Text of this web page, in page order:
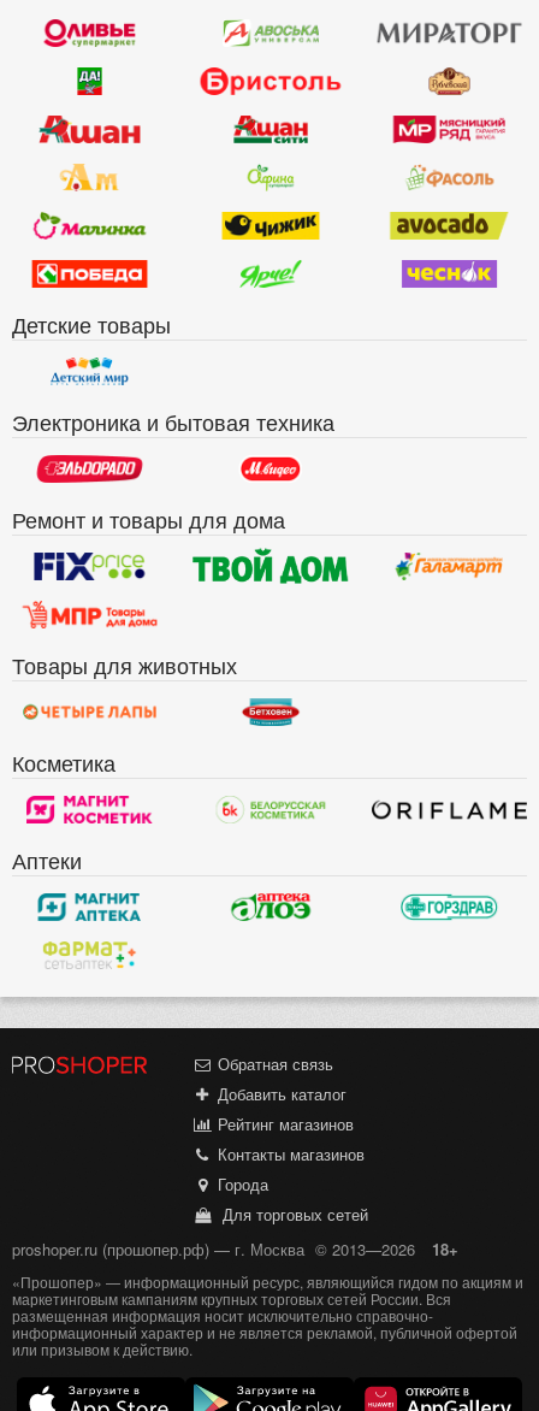
Детские товары
Электроника и бытовая техника
Ремонт и товары для дома
Товары для животных
Косметика
Аптеки
Обратная связь
Добавить каталог
Рейтинг магазинов
Контакты магазинов
Города
Для торговых сетей
proshoper.ru (прошопер.рф) — г. Москва © 2013—2026 18+
«Прошопер» — информационный ресурс, являющийся гидом по акциям и
маркетинговым кампаниям крупных торговых сетей России. Вся
размещенная информация носит исключительно справочно-
информационный характер и не является рекламой, публичной офертой
или призывом к действию.